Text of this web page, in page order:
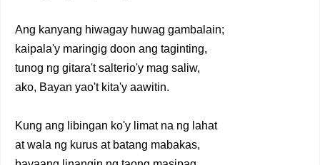
Ang kanyang hiwagay huwag gambalain;
kaipala'y maringig doon ang taginting,
tunog ng gitara't salterio'y mag saliw,
ako, Bayan yao't kita'y aawitin.
Kung ang libingan ko'y limat na ng lahat
at wala ng kurus at batang mabakas,